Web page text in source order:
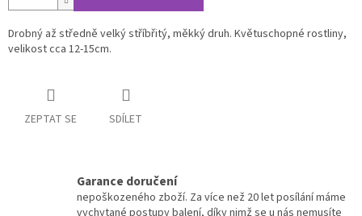
Drobný až středně velký stříbřitý, měkký druh. Květuschopné rostliny,
velikost cca 12-15cm.
ZEPTAT SE SDÍLET
Garance doručení
nepoškozeného zboží. Za více než 20 let posílání máme